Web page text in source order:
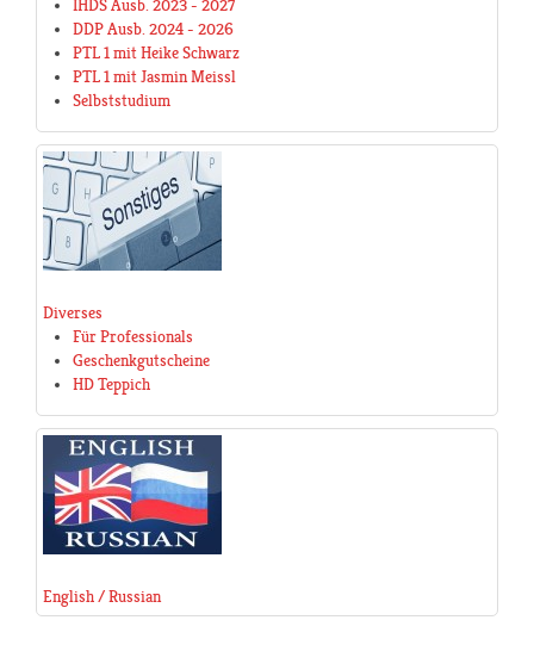
IHDS Ausb. 2023 - 2027
DDP Ausb. 2024 - 2026
PTL 1 mit Heike Schwarz
PTL 1 mit Jasmin Meissl
Selbststudium
Diverses
Für Professionals
Geschenkgutscheine
HD Teppich
English / Russian